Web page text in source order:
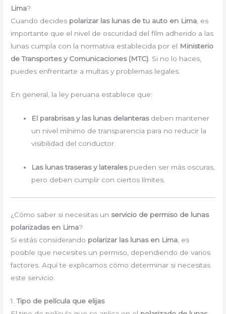
Lima?
Cuando decides polarizar las lunas de tu auto en Lima , es
importante que el nivel de oscuridad del film adherido a las
lunas cumpla con la normativa establecida por el Ministerio
de Transportes y Comunicaciones (MTC) . Si no lo haces,
puedes enfrentarte a multas y problemas legales.
En general, la ley peruana establece que:
El parabrisas y las lunas delanterasdeben mantener
un nivel mínimo de transparencia para no reducir la
visibilidad del conductor.
Las lunas traseras y lateralespueden ser más oscuras,
pero deben cumplir con ciertos límites.
¿Cómo saber si necesitas un servicio de permiso de lunas
polarizadas en Lima?
Si estás considerando polarizar las lunas en Lima , es
posible que necesites un permiso, dependiendo de varios
factores. Aquí te explicamos cómo determinar si necesitas
este servicio.
1.Tipo de película que elijas